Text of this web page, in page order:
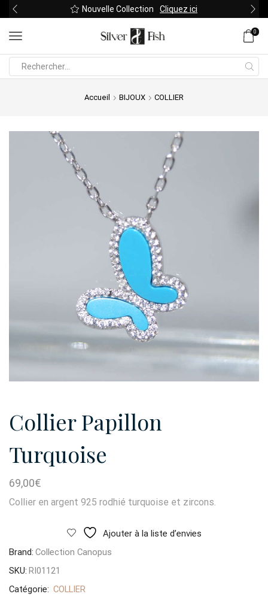
Nouvelle Collection Cliquez ici
0
Accueil BIJOUX COLLIER
Collier Papillon
Turquoise
69,00€
Collier en argent 925 rodhié turquoise et zircons.
Ajouter à la liste d’envies
Brand: Collection Canopus
SKU: RI01121
Catégorie: COLLIER